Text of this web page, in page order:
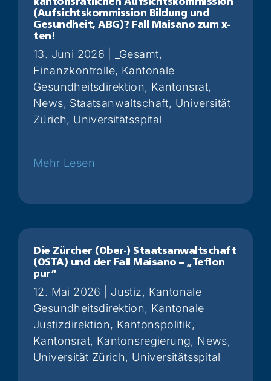
kantonsrätlichen Aufsichtskommission
(Aufsichtskommission Bildung und
Gesundheit, ABG)? Fall Maisano zum x-
ten!
13. Juni 2026 _Gesamt,
Finanzkontrolle, Kantonale
Gesundheitsdirektion, Kantonsrat,
News, Staatsanwaltschaft, Universität
Zürich, Universitätsspital
Die Zürcher (Ober-) Staatsanwaltschaft
(OSTA) und der Fall Maisano – „Teflon
pur“
12. Mai 2026 Justiz, Kantonale
Gesundheitsdirektion, Kantonale
Justizdirektion, Kantonspolitik,
Kantonsrat, Kantonsregierung, News,
Universität Zürich, Universitätsspital